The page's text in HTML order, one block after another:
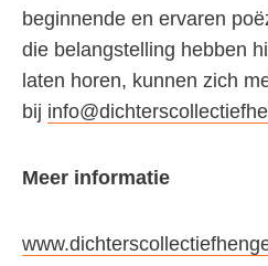
beginnende en ervaren
die belangstelling hebben
laten horen, kunnen zich
bij
Meer informatie